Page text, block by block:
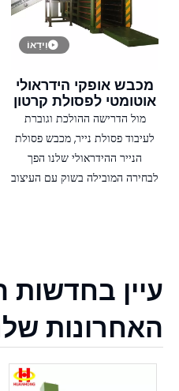
רק יעיל אלא גם ידידותי לסביבה,
תורם לכלכלה מעגלית על ידי
הקלה על מיחזור פסולת נייר.
וִידֵאוֹ
מכבש אופקי הידראולי
אוטומטי לפסולת קרטון
עם מסוע
מול הדרישה ההולכת וגוברת
לעיבוד פסולת נייר, מכבש פסולת
הנייר ההידראולי שלנו הפך
לבחירה המובילה בשוק עם העיצוב
עיין בחדשות
האחרונות